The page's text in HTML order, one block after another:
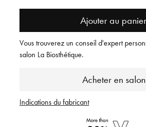
Ajouter au panier
Acheter en salon
Vous trouverez un conseil d'expert
salon La Biosthétique.
Indications du fabricant